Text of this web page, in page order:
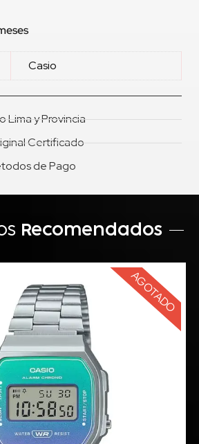
Casio
Lima y Provincia
Certificado
de Pago
Recomendados
AGOTADO